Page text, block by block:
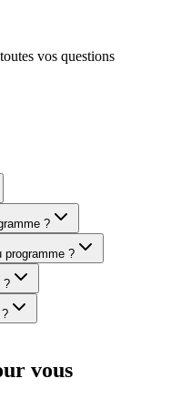
vos questions
?
programme ?
?
vous